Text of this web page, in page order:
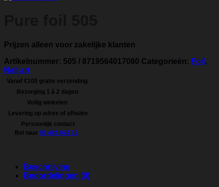
Prijzen alleen voor zakelijke klanten
Artikelnummer: 505 / 8719564017080 Categorieën: Foil ,
Nail art
Vanaf €100 gratis verzending
Bezorging 1 á 2 dagen
Veilig winkelen
Levering op adres of afhalen
Persoonlijk contact
Bel naar 06 484 024 18
Beschrijving
Beoordelingen (0)